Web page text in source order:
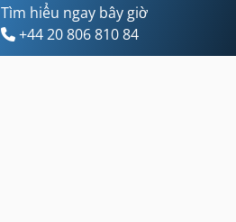
Tìm hiểu ngay bây giờ
+44 20 806 810 84